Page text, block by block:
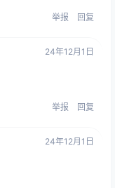
举报 回复
24年12月1日
举报 回复
24年12月1日